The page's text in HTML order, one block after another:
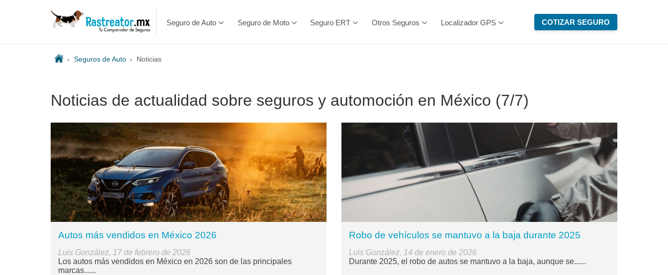
Seguro de Auto Seguro de Moto Seguro ERT Otros Seguros Localizador GPS COTIZAR SEGURO
› Seguros de Auto › Noticias
Noticias de actualidad sobre seguros y automoción en México (7/7)
Autos más vendidos en México 2026
Luis González, 17 de febrero de 2026
Los autos más vendidos en México en 2026 son de las principales
marcas......
Robo de vehículos se mantuvo a la baja durante 2025
Luis González, 14 de enero de 2026
Durante 2025, el robo de autos se mantuvo a la baja, aunque se......